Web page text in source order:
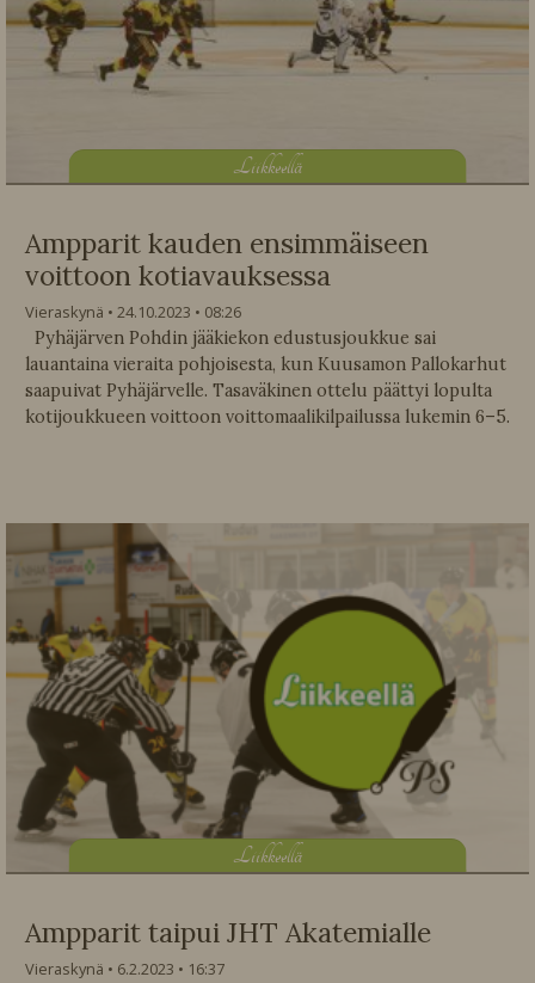
Liikkeellä
Ampparit kauden ensimmäiseen
voittoon kotiavauksessa
Vieraskynä 24.10.2023
08:26
Pyhäjärven Pohdin jääkiekon edustusjoukkue sai
lauantaina vieraita pohjoisesta, kun Kuusamon Pallokarhut
saapuivat Pyhäjärvelle. Tasaväkinen ottelu päättyi lopulta
kotijoukkueen voittoon voittomaalikilpailussa lukemin 6–5.
Liikkeellä
Ampparit taipui JHT Akatemialle
Vieraskynä 6.2.2023
16:37